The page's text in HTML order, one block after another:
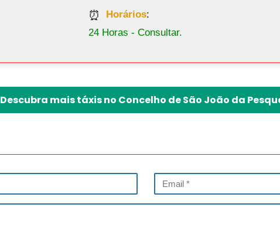
Horários:
24 Horas - Consultar.
Descubra mais táxis no Concelho de São João da